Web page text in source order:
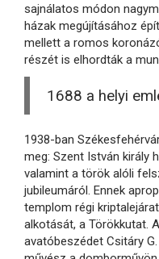
sajnálatos módon
házak megújításához
mellett a romos
részét is elhordták a
1688 a helyi
1938-ban
meg: Szent István király
valamint a török alóli
jubileumáról. Ennek
templom régi
alkotását, a Törökkutat.
avatóbeszédet Csitáry